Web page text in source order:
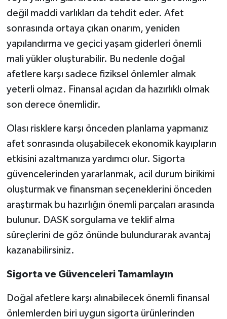
değil maddi varlıkları da tehdit eder. Afet
sonrasında ortaya çıkan onarım, yeniden
yapılandırma ve geçici yaşam giderleri önemli
mali yükler oluşturabilir. Bu nedenle doğal
afetlere karşı sadece fiziksel önlemler almak
yeterli olmaz. Finansal açıdan da hazırlıklı olmak
son derece önemlidir.
Olası risklere karşı önceden planlama yapmanız
afet sonrasında oluşabilecek ekonomik kayıpların
etkisini azaltmanıza yardımcı olur. Sigorta
güvencelerinden yararlanmak, acil durum birikimi
oluşturmak ve finansman seçeneklerini önceden
araştırmak bu hazırlığın önemli parçaları arasında
bulunur. DASK sorgulama ve teklif alma
süreçlerini de göz önünde bulundurarak avantaj
kazanabilirsiniz.
Sigorta ve Güvenceleri Tamamlayın
Doğal afetlere karşı alınabilecek önemli finansal
önlemlerden biri uygun sigorta ürünlerinden